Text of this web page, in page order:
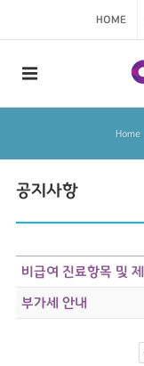
HOME
Home
공지사항
비급여 진료항목 및
부가세 안내